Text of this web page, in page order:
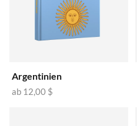
Argentinien
ab 12,00 $